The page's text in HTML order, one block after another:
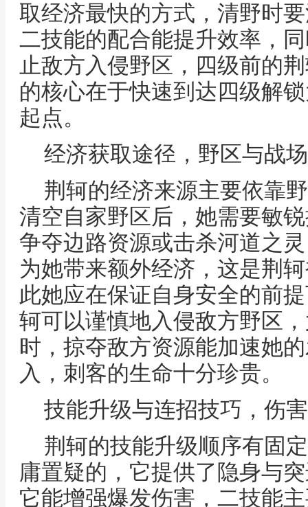
取经济最快的方式，清野时
二技能的配合能提升效率，
止敌方入侵野区，四级前的
的核心在于快速到达四级解
起点。
经济获取途径，野区与战
荆轲的经济来源主要依靠
清空自家野区后，她需要敏
争夺边路资源或击杀河道之
为她带来额外经济，这是荆
此她应在保证自身安全的前
轲可以谨慎地入侵敌方野区
时，掠夺敌方资源能加速她
入，刺客的生命十分珍贵。
技能升级与连招技巧，伤
荆轲的技能升级顺序有固
庸置疑的，它提供了隐身与
它能增强爆发伤害，二技能